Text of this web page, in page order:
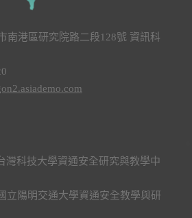
南港區研究院路二段128號 資訊科
灣科技大學資通安全研究與教學中
立陽明交通大學資通安全教學與研